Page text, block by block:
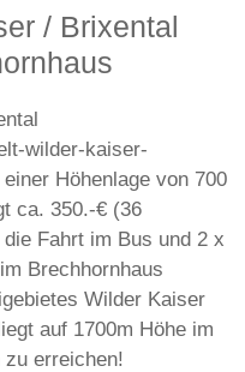
/ Brixental
wilder-kaiser-
Höhenlage von 700
ca. 350.-€ (36
Fahrt im Bus und 2 x
Brechhornhaus
Wilder Kaiser
auf 1700m Höhe im
erreichen!